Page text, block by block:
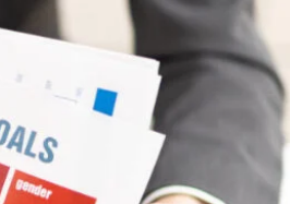
MARK & DESIGN
商標・意匠 外国
アクセス
２０２６年７月号【総合
ュースレター